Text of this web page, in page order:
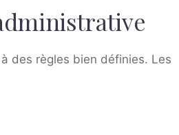
des règles bien définies. Les